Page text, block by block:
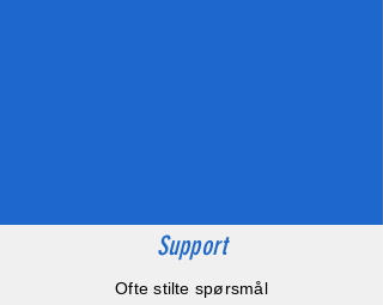
Support
Ofte stilte spørsmål